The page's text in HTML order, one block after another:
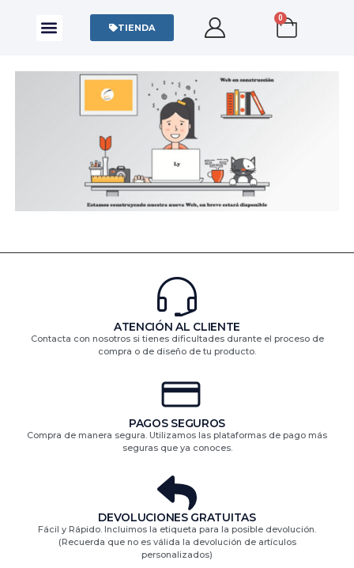
TIENDA
0
ATENCIÓN AL CLIENTE
Contacta con nosotros si tienes dificultades durante el proceso de
compra o de diseño de tu producto.
PAGOS SEGUROS
Compra de manera segura. Utilizamos las plataformas de pago más
seguras que ya conoces.
DEVOLUCIONES GRATUITAS​
Fácil y Rápido. Incluimos la etiqueta para la posible devolución.
(Recuerda que no es válida la devolución de artículos
personalizados)​